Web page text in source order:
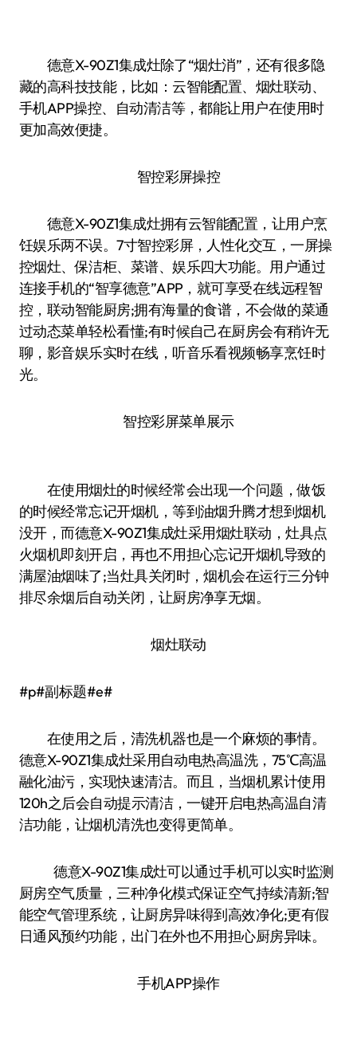
德意X-90Z1集成灶除了“烟灶消”，还有很多隐
藏的高科技技能，比如：云智能配置、烟灶联动、
手机APP操控、自动清洁等，都能让用户在使用时
更加高效便捷。
智控彩屏操控
德意X-90Z1集成灶拥有云智能配置，让用户烹
饪娱乐两不误。7寸智控彩屏，人性化交互，一屏操
控烟灶、保洁柜、菜谱、娱乐四大功能。用户通过
连接手机的“智享德意”APP，就可享受在线远程智
控，联动智能厨房;拥有海量的食谱，不会做的菜通
过动态菜单轻松看懂;有时候自己在厨房会有稍许无
聊，影音娱乐实时在线，听音乐看视频畅享烹饪时
光。
智控彩屏菜单展示
在使用烟灶的时候经常会出现一个问题，做饭
的时候经常忘记开烟机，等到油烟升腾才想到烟机
没开，而德意X-90Z1集成灶采用烟灶联动，灶具点
火烟机即刻开启，再也不用担心忘记开烟机导致的
满屋油烟味了;当灶具关闭时，烟机会在运行三分钟
排尽余烟后自动关闭，让厨房净享无烟。
烟灶联动
#p#副标题#e#
在使用之后，清洗机器也是一个麻烦的事情。
德意X-90Z1集成灶采用自动电热高温洗，75℃高温
融化油污，实现快速清洁。而且，当烟机累计使用
120h之后会自动提示清洁，一键开启电热高温自清
洁功能，让烟机清洗也变得更简单。
德意X-90Z1集成灶可以通过手机可以实时监测
厨房空气质量，三种净化模式保证空气持续清新;智
能空气管理系统，让厨房异味得到高效净化;更有假
日通风预约功能，出门在外也不用担心厨房异味。
手机APP操作